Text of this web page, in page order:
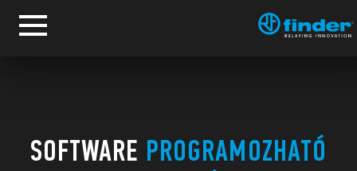
SOFTWARE PROGRAMOZHATÓ